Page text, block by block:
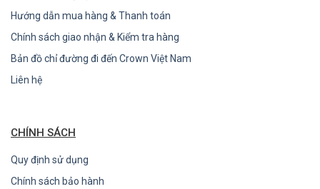
Hướng dẫn mua hàng & Thanh toán
Chính sách giao nhận & Kiểm tra hàng
Bản đồ chỉ đường đi đến Crown Việt Nam
Liên hệ
CHÍNH SÁCH
Quy định sử dụng
Chính sách bảo hành